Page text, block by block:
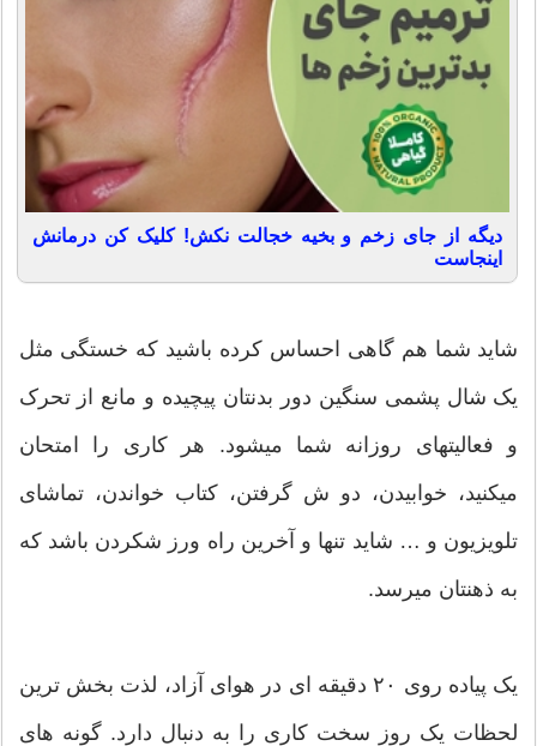
دیگه از جای زخم و بخیه خجالت نکش! کلیک کن درمانش
اینجاست
شاید شما هم گاهی احساس کرده باشید که خستگی مثل
یک شال پشمی سنگین دور بدنتان پیچیده و مانع از تحرک
و فعالیتهای روزانه شما میشود. هر کاری را امتحان
میکنید، خوابیدن، دو ش گرفتن، کتاب خواندن، تماشای
تلویزیون و … شاید تنها و آخرین راه ورز شکردن باشد که
به ذهنتان میرسد.
یک پیاده روی ۲۰ دقیقه ای در هوای آزاد، لذت بخش ترین
لحظات یک روز سخت کاری را به دنبال دارد. گونه های